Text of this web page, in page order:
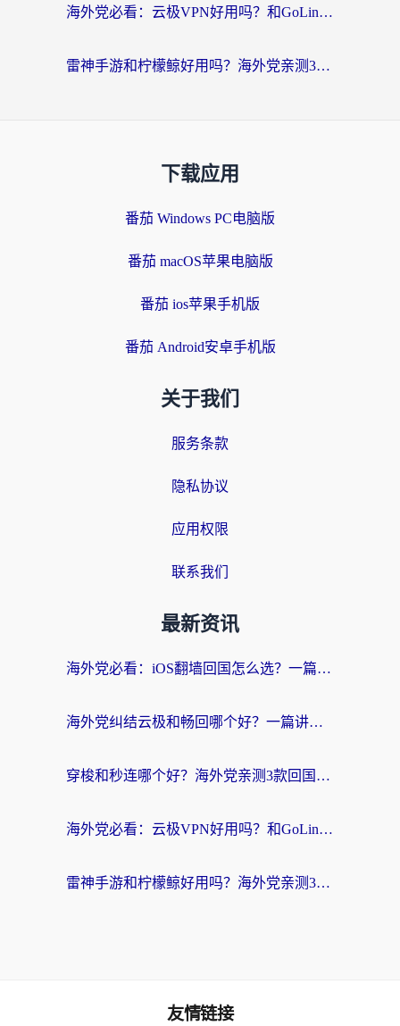
海外党必看：云极VPN好用吗？和GoLinkVPN对比哪个回国效果更好？附真实体验指南
雷神手游和柠檬鲸好用吗？海外党亲测3款回国加速器，教你避开破解VPN坑
下载应用
番茄 Windows PC电脑版
番茄 macOS苹果电脑版
番茄 ios苹果手机版
番茄 Android安卓手机版
关于我们
服务条款
隐私协议
应用权限
联系我们
最新资讯
海外党必看：iOS翻墙回国怎么选？一篇搞定无缝访问国内资源
海外党纠结云极和畅回哪个好？一篇讲透回国加速器怎么选（附避坑指南）
穿梭和秒连哪个好？海外党亲测3款回国加速器，教你在国外正常浏览国内网站
海外党必看：云极VPN好用吗？和GoLinkVPN对比哪个回国效果更好？附真实体验指南
雷神手游和柠檬鲸好用吗？海外党亲测3款回国加速器，教你避开破解VPN坑
友情链接